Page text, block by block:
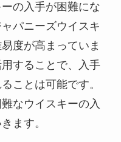
の入手が困難にな
パニーズウイスキ
度が高まっていま
することで、入手
ことは可能です。
なウイスキーの入
ます。